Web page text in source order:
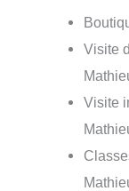
Visite
Visite